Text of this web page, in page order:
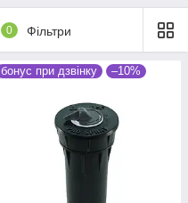
0 Фільтри
бонус при дзвінку –10%